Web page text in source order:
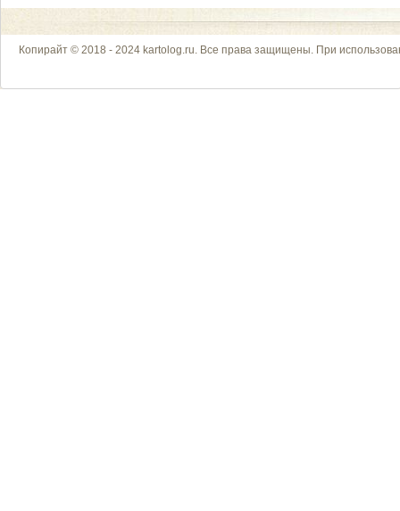
Копирайт © 2018 - 2024 kartolog.ru. Все права защищены. При